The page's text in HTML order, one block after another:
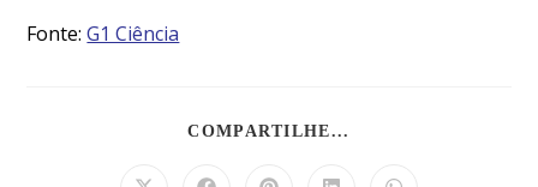
Fonte:G1 Ciência
COMPARTILHE...